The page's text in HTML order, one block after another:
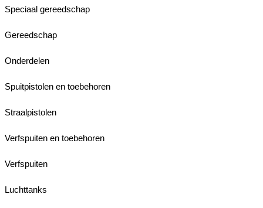
Speciaal gereedschap
Gereedschap
Onderdelen
Spuitpistolen en toebehoren
Straalpistolen
Verfspuiten en toebehoren
Verfspuiten
Luchttanks